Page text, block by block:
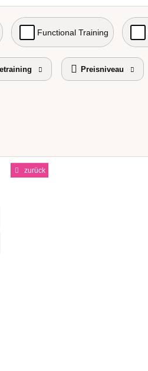
Functional Training
Preisniveau
zurück